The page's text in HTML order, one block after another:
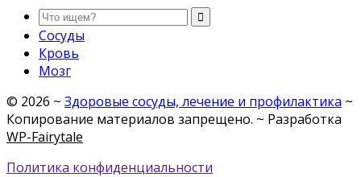
Сосуды
Кровь
Мозг
© 2026 ~ Здоровые сосуды, лечение и профилактика ~
Копирование материалов запрещено. ~ Разработка
WP-Fairytale
Политика конфиденциальности